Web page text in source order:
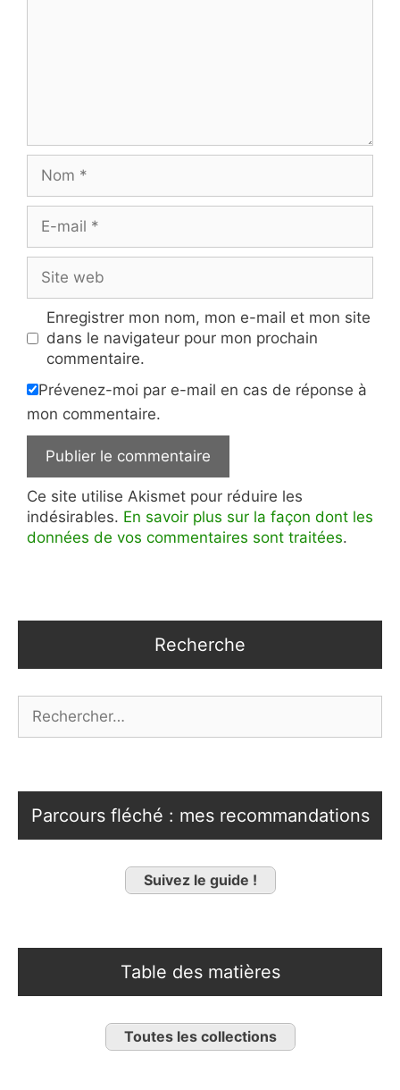
mail
web
Enregistrer mon nom, mon e-mail et mon site
dans le navigateur pour mon prochain
commentaire.
Prévenez-moi par e-mail en cas de réponse à
mon commentaire.
Ce site utilise Akismet pour réduire les
indésirables. En savoir plus sur la façon dont les
données de vos commentaires sont traitées.
Recherche
Parcours fléché : mes recommandations
Suivez le guide !
Table des matières
Toutes les collections